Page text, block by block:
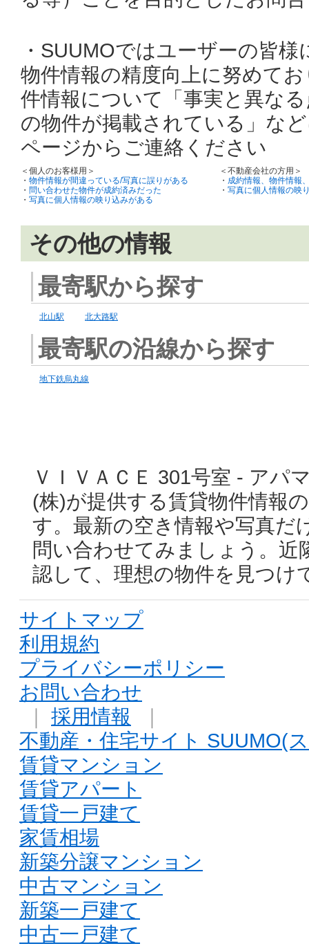
・SUUMOではユーザーの皆
物件情報の精度向上に努めて
件情報について「事実と異な
の物件が掲載されている」な
ページからご連絡ください
＜個人のお客様用＞
・ 物件情報が間違っている/写真に誤りがある
・ 問い合わせた物件が成約済みだった
・ 写真に個人情報の映り込みがある
＜不動産会社の方用＞
・ 成約情報、物件情報
・ 写真に個人情報の映
その他の情報
最寄駅から探す
北山駅 北大路駅
最寄駅の沿線から探す
地下鉄烏丸線
ＶＩＶＡＣＥ 301号室 - アパ
(株)が提供する賃貸物件情報
す。最新の空き情報や写真だ
問い合わせてみましょう。
認して、理想の物件を見つけ
サイトマップ
利用規約
プライバシーポリシー
お問い合わせ
｜ 採用情報 ｜
不動産・住宅サイト SUUMO(
賃貸マンション
賃貸アパート
賃貸一戸建て
家賃相場
新築分譲マンション
中古マンション
新築一戸建て
中古一戸建て